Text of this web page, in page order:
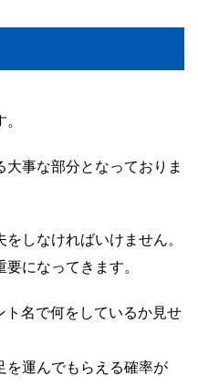
事な部分となっておりま
しなければいけません。
になってきます。
名で何をしているか見せ
を運んでもらえる確率が